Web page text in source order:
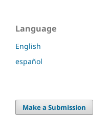
Language
English
español
Make a Submission